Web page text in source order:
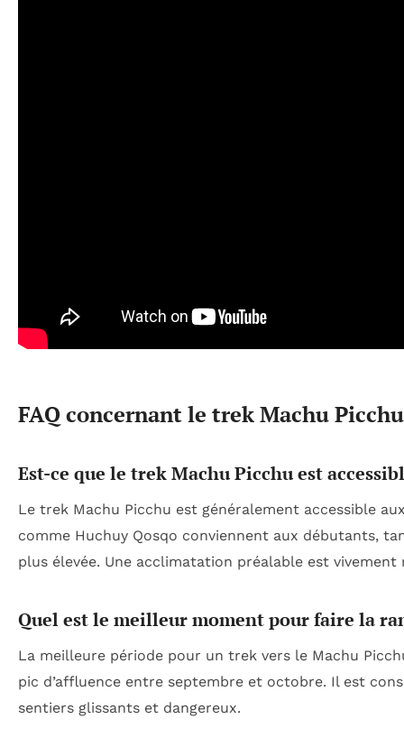
FAQ concernant le trek Machu
Est-ce que le trek Machu Picchu est
Le trek Machu Picchu est généralement accessible
comme Huchuy Qosqo conviennent aux débutants,
plus élevée. Une acclimatation préalable est
Quel est le meilleur moment pour faire la
La meilleure période pour un trek vers le Machu
pic d’affluence entre septembre et octobre. Il est
sentiers glissants et dangereux.